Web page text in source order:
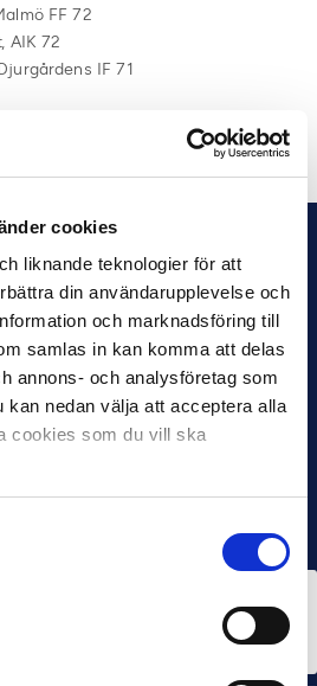
cookies
liknande teknologier för att
din användarupplevelse och
och marknadsföring till
samlas in kan komma att delas
annons- och analysföretag som
kan nedan välja att acceptera alla
cookies som du vill ska
FF 72
AIK 72
IF 71
Dela på Twitter
Månadens Spelare & Tränare i juli